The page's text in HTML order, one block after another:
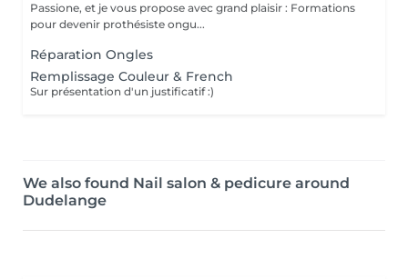
Passione, et je vous propose avec grand plaisir : Formations
pour devenir prothésiste ongu...
Réparation Ongles
Remplissage Couleur & French
Sur présentation d'un justificatif :)
We also found Nail salon & pedicure around
Dudelange